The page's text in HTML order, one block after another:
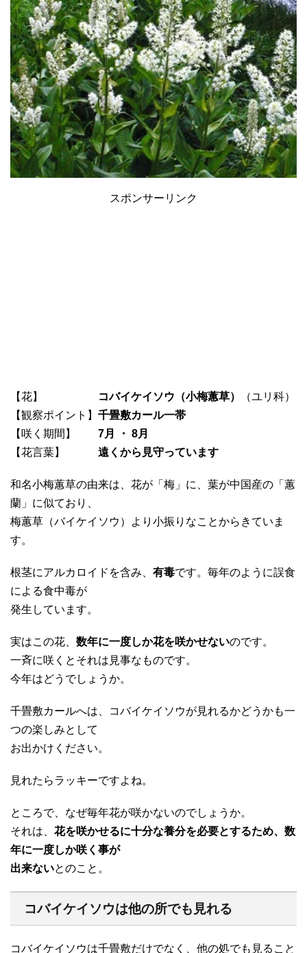
スポンサーリンク
【花】 コバイケイソウ（小梅蕙草）
（ユリ科）
【観察ポイント】 千畳敷カール一帯
【咲く期間】 7月 ・ 8月
【花言葉】 遠くから見守っています
和名小梅蕙草の由来は、花が「梅」に、葉が中国産の「蕙
蘭」に似ており、
梅蕙草（バイケイソウ）より小振りなことからきていま
す。
根茎にアルカロイドを含み、 有毒です。毎年のように誤食
による食中毒が
発生しています。
実はこの花、 数年に一度しか花を咲かせないのです。
一斉に咲くとそれは見事なものです。
今年はどうでしょうか。
千畳敷カールへは、コバイケイソウが見れるかどうかも一
つの楽しみとして
お出かけください。
見れたらラッキーですよね。
ところで、なぜ毎年花が咲かないのでしょうか。
それは、 花を咲かせるに十分な養分を必要とするため、数
年に一度しか咲く事が
出来ないとのこと。
コバイケイソウは他の所でも見れる
コバイケイソウは千畳敷だけでなく、他の処でも見ること